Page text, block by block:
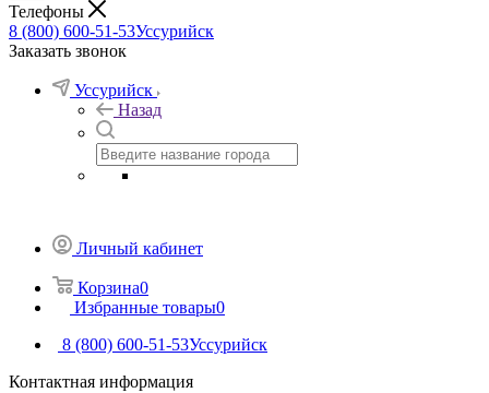
Телефоны
8 (800) 600-51-53Уссурийск
Заказать звонок
Уссурийск
Назад
Личный кабинет
Корзина0
Избранные товары0
8 (800) 600-51-53Уссурийск
Контактная информация